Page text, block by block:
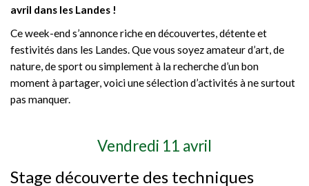
avril dans les Landes !
Ce week-end s’annonce riche en découvertes, détente et
festivités dans les Landes. Que vous soyez amateur d’art, de
nature, de sport ou simplement à la recherche d’un bon
moment à partager, voici une sélection d’activités à ne surtout
pas manquer.
Vendredi 11 avril
Stage découverte des techniques